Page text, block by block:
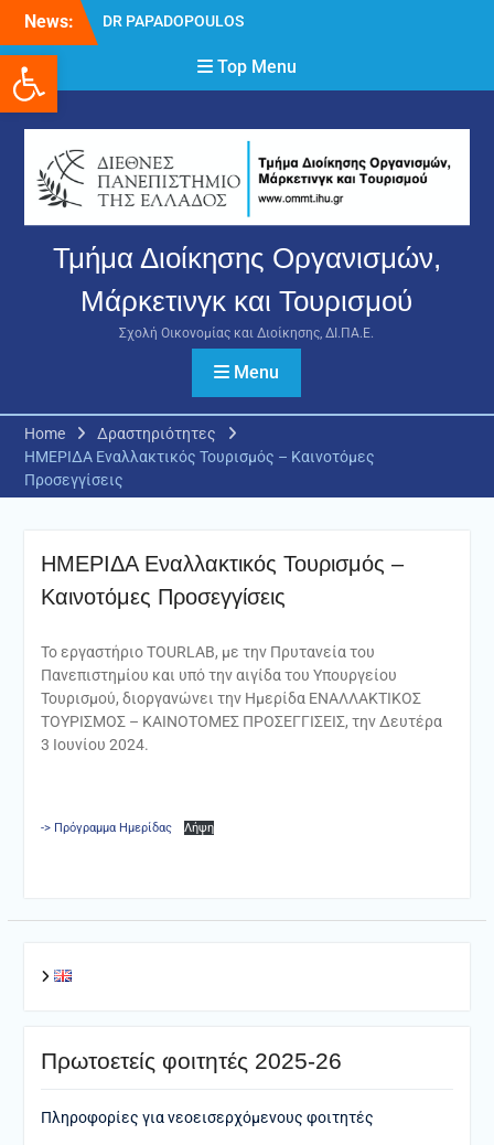
Ανοίξτε τη γραμμή εργαλείων
content
News:
DR PAPADOPOULOS
Δρ Παπαδόπουλος
Νικόλαος
δικαιολογητικών και
ενστάσεων για τη
χορήγηση του
στεγαστικού επιδόματος
ακαδημαϊκού έτους 2025-
2026.
Top Menu
Τμήμα Διοίκησης Οργανισμών,
Μάρκετινγκ και Τουρισμού
Σχολή Οικονομίας και Διοίκησης, ΔΙ.ΠΑ.Ε.
Menu
Home
Δραστηριότητες
ΗΜΕΡΙΔΑ Εναλλακτικός Τουρισμός – Καινοτόμες
Προσεγγίσεις
ΗΜΕΡΙΔΑ Εναλλακτικός Τουρισμός –
Καινοτόμες Προσεγγίσεις
Το εργαστήριο ΤΟURLAB, με την Πρυτανεία του
Πανεπιστημίου και υπό την αιγίδα του Υπουργείου
Τουρισμού, διοργανώνει την Ημερίδα ΕΝΑΛΛΑΚΤΙΚΟΣ
ΤΟΥΡΙΣΜΟΣ – ΚΑΙΝΟΤΟΜΕΣ ΠΡΟΣΕΓΓΙΣΕΙΣ, την Δευτέρα
3 Ιουνίου 2024.
-> Πρόγραμμα Ημερίδας Λήψη
Πρωτοετείς φοιτητές 2025-26
Πληροφορίες για νεοεισερχόμενους φοιτητές